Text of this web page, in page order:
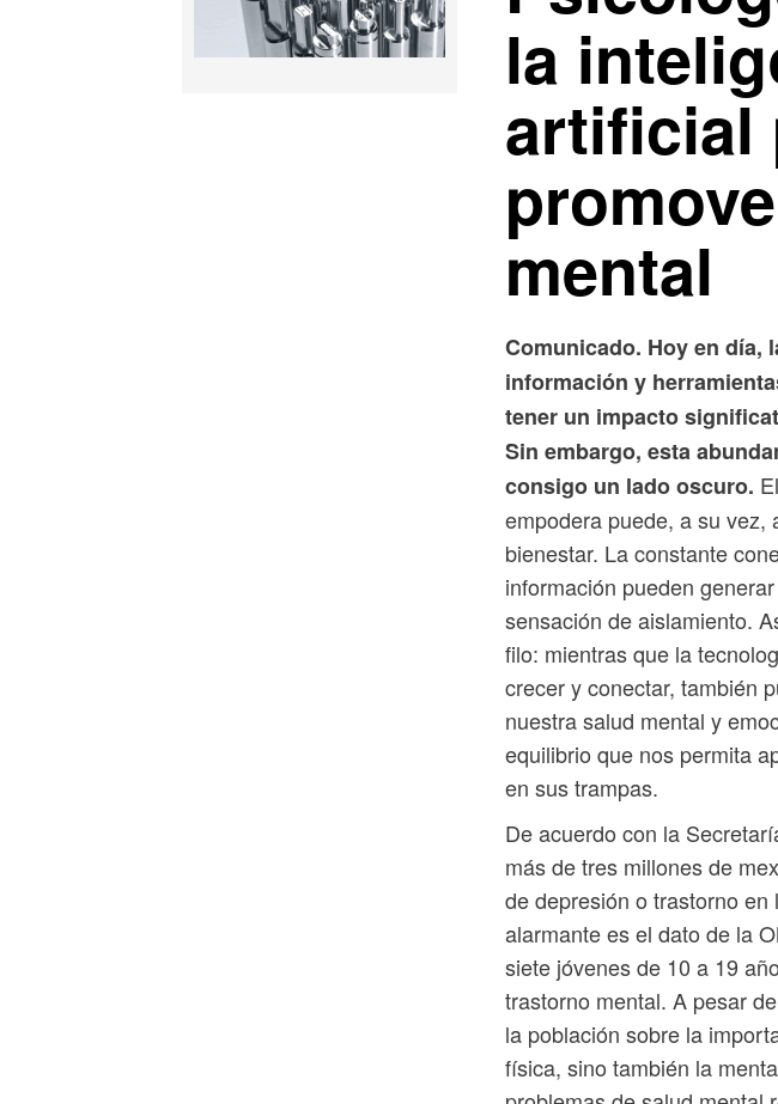
la
artificial
mental
Comunicado. Hoy en día,
información y
tener un impacto
Sin embargo, esta
consigo un lado oscuro.
empodera puede, a su vez,
bienestar. La constante
información pueden
sensación de aislamiento.
filo: mientras que la
crecer y conectar, también
nuestra salud mental y
equilibrio que nos permita
en sus trampas.
De acuerdo con la
más de tres millones de
de depresión o trastorno
alarmante es el dato de la
siete jóvenes de 10 a 19
trastorno mental. A pesar
la población sobre la
física, sino también la